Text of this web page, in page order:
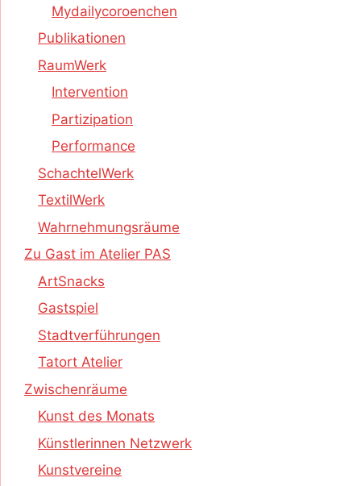
Mydailycoroenchen
Publikationen
RaumWerk
Intervention
Partizipation
Performance
SchachtelWerk
TextilWerk
Wahrnehmungsräume
Zu Gast im Atelier PAS
ArtSnacks
Gastspiel
Stadtverführungen
Tatort Atelier
Zwischenräume
Kunst des Monats
Künstlerinnen Netzwerk
Kunstvereine